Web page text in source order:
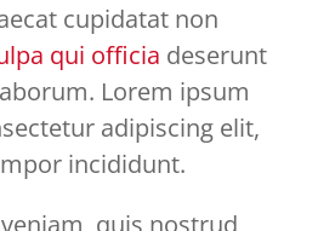
cupidatat non
qui officia deserunt
Lorem ipsum
adipiscing elit,
incididunt.
quis nostrud